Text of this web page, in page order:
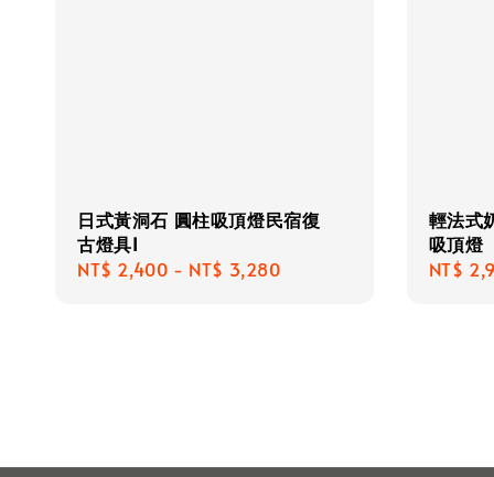
日式黃洞石 圓柱吸頂燈民宿復
古燈具I
Regular
NT$ 2,400 - NT$ 3,280
輕法式
吸頂燈
NT$